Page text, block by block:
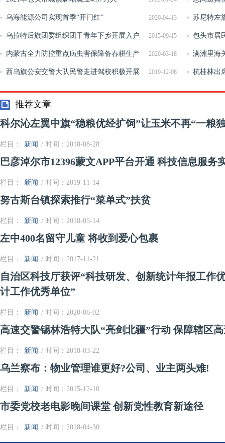
2020-04-13
乌海能源公司实现首季“开门红” 苏尼特左
防道路交通
2015-09-15
乌拉特后旗团委组织团干青年下乡开展入户
宣传引导活动
包头市居
2020-03-18
内蒙古全力防控重点病虫害保障备春耕生产
顺利推进
满洲里海
证书签发
2019-12-08
西乌旗公安交警大队民警走进驾校积极开展
交通安全教育
杭桂林出
交流会
推荐文章
科尔沁左翼中旗“稳粮优经扩饲”让玉米不再“一粮
栏目： 新闻 / 时间：2018-08-28
巴彦淖尔市12396蒙文APP平台开通 科技信息服务
栏目： 新闻 / 时间：2019-11-14
努古斯台镇探索推行“菜单式”扶贫
栏目： 新闻 / 时间：2018-05-14
左中400名留守儿童 将收到爱心包裹
栏目： 新闻 / 时间：2017-11-21
自治区科技厅获评“科技研发、创新统计年报工作
计工作优秀单位”
栏目： 新闻 / 时间：2020-06-02
高速交警锡林浩特大队“亮剑北疆”行动 保障辖区
栏目： 新闻 / 时间：2018-03-22
乌兰察布：物业管理谁更好?公司、业主两头难!
栏目： 新闻 / 时间：2015-12-10
市委党校老电影晚间课堂 创新党性教育新途径
栏目： 新闻 / 时间：2018-04-30